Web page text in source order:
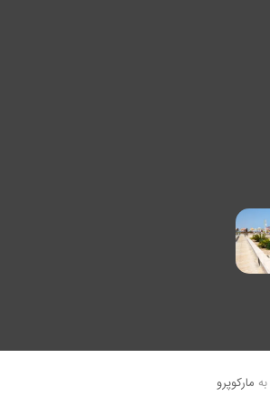
مارکوپرو